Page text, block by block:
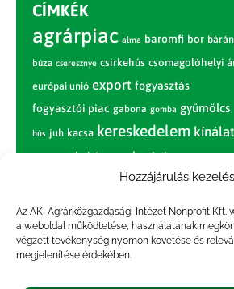
Hozzájárulás
Az AKI Agrárközgazdasági Intézet Nonprofit Kft.
a weboldal működtetése, használatának
végzett tevékenység nyomon követése és
megjelenítése érdekében.
CÍMKÉK
agrárpiac alma baromfi bor
búza cseresznye csirkehús csomagolóhelyi
európai unió export fogyasztás
fogyasztói piac gabona gomba gyümölcs
hús juh kacsa kereskedelem kínálat
körte marhahús nagybani piac narancs
nemzetközi árinformációk
paradicsom piac piaci jelentés
pulyka pulykahús sertés sertéshús
szarvasmarha termelés